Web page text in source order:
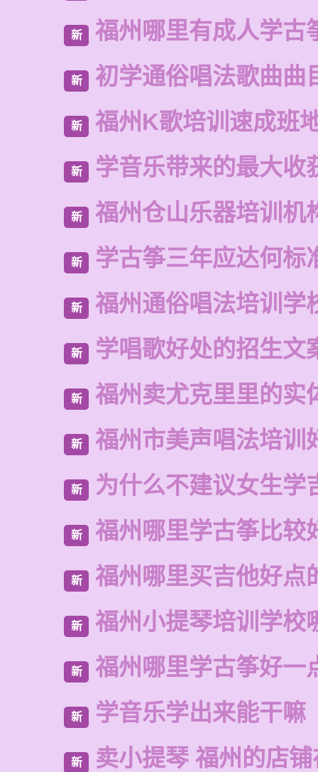
新 福州哪里有成人学古
新 初学通俗唱法歌曲曲
新 福州K歌培训速成班
新 学音乐带来的最大收
新 福州仓山乐器培训机
新 学古筝三年应达何标
新 福州通俗唱法培训学
新 学唱歌好处的招生文
新 福州卖尤克里里的实
新 福州市美声唱法培训
新 为什么不建议女生学
新 福州哪里学古筝比较
新 福州哪里买吉他好点
新 福州小提琴培训学校
新 福州哪里学古筝好一
新 学音乐学出来能干嘛
新 卖小提琴 福州的店